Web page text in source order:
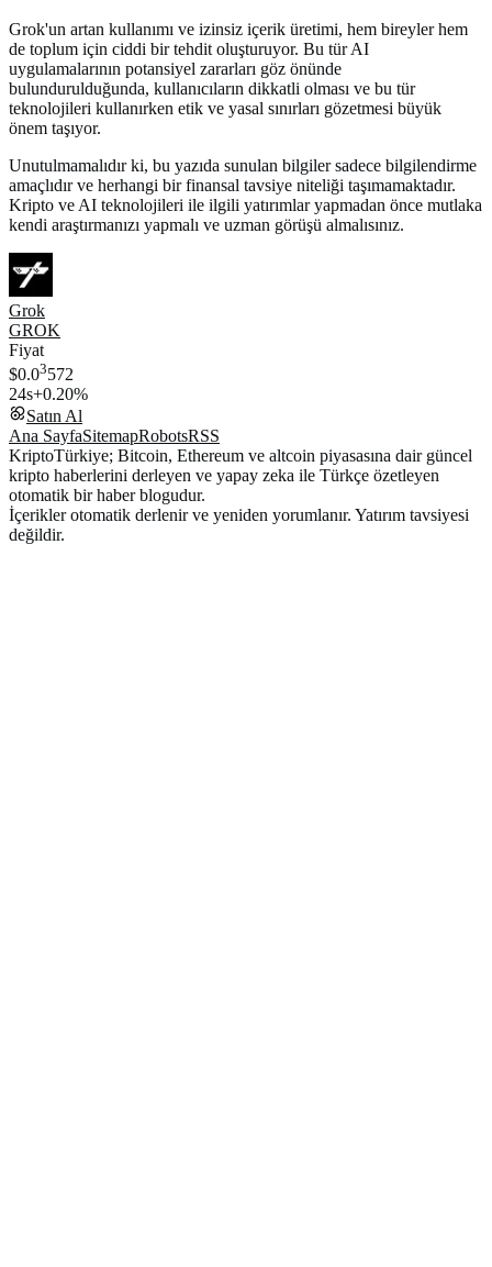
Grok'un artan kullanımı ve izinsiz içerik üretimi, hem bireyler hem
de toplum için ciddi bir tehdit oluşturuyor. Bu tür AI
uygulamalarının potansiyel zararları göz önünde
bulundurulduğunda, kullanıcıların dikkatli olması ve bu tür
teknolojileri kullanırken etik ve yasal sınırları gözetmesi büyük
önem taşıyor.
Unutulmamalıdır ki, bu yazıda sunulan bilgiler sadece bilgilendirme
amaçlıdır ve herhangi bir finansal tavsiye niteliği taşımamaktadır.
Kripto ve AI teknolojileri ile ilgili yatırımlar yapmadan önce mutlaka
kendi araştırmanızı yapmalı ve uzman görüşü almalısınız.
Grok
GROK
Fiyat
$0.03572
24s+0.20%
Satın Al
Ana SayfaSitemapRobotsRSS
KriptoTürkiye; Bitcoin, Ethereum ve altcoin piyasasına dair güncel
kripto haberlerini derleyen ve yapay zeka ile Türkçe özetleyen
otomatik bir haber blogudur.
İçerikler otomatik derlenir ve yeniden yorumlanır. Yatırım tavsiyesi
değildir.